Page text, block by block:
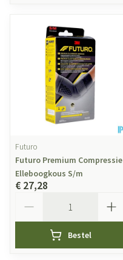
Futuro
Futuro Premium Compressie
Elleboogkous S/m
€ 27,28
Bestel